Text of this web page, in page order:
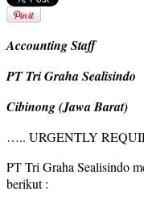
Accounting Staff
PT Tri Graha Sealisindo
Cibinong (Jawa Barat)
….. URGENTLY
PT Tri Graha Sealisindo
berikut :